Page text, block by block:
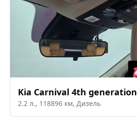
Kia Carnival 4th generation
2.2 л., 118896 км, Дизель